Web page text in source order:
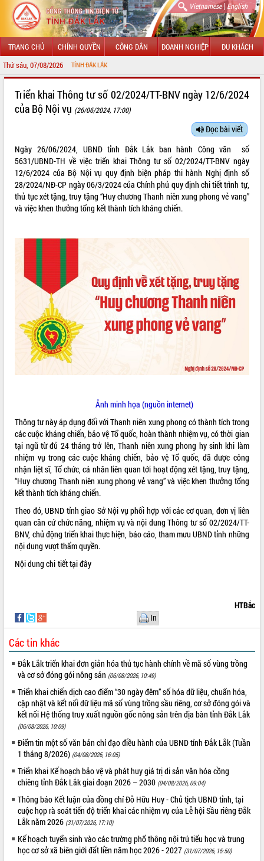
Vietnamese| English
TRANG CHỦ CHÍNH QUYỀN CÔNG DÂN DOANH NGHIỆP DU KHÁCH
Thứ sáu, 07/08/2026
LÃNH ĐẠO UBND TỈNH
SỞ, BAN, NGÀNH
UBND CÁC XÃ, PHƯỜNG
THÔNG TIN CHỈ ĐẠO ĐIỀU HÀNH
VĂN BẢN HĐND TỈNH
ĐIỂM TIN VĂN BẢN
QUY HOẠCH - KẾ HOẠCH
VIDEO
Không có file video nào để phát.
LIÊN KẾT WEB
THỐNG KÊ TRUY CẬP
Hôm nay: 18804
Tất cả: 66031544
Triển khai Thông tư số 02/2024/TT-BNV ngày 12/6/2024
của Bộ Nội vụ (26/06/2024, 17:00)
Đọc bài viết
Ngày 26/06/2024, UBND tỉnh Đắk Lắk ban hành Công văn số
5631/UBND-TH về việc triển khai Thông tư số 02/2024/TT-BNV ngày
12/6/2024 của Bộ Nội vụ quy định biện pháp thi hành Nghị định số
28/2024/NĐ-CP ngày 06/3/2024 của Chính phủ quy định chi tiết trình tự,
thủ tục xét tặng, truy tặng “Huy chương Thanh niên xung phong vẻ vang”
và việc khen thưởng tổng kết thành tích kháng chiến.
Ảnh minh họa (nguồn internet)
Thông tư này áp dụng đối với Thanh niên xung phong có thành tích trong
các cuộc kháng chiến, bảo vệ Tổ quốc, hoàn thành nhiệm vụ, có thời gian
tại ngũ từ đủ 24 tháng trở lên, Thanh niên xung phong hy sinh khi làm
nhiệm vụ trong các cuộc kháng chiến, bảo vệ Tổ quốc, đã được công
nhận liệt sĩ, Tổ chức, cá nhân liên quan tới hoạt động xét tặng, truy tặng,
“Huy chương Thanh niên xung phong vẻ vang” và việc khen thưởng tổng
kết thành tích kháng chiến.
Theo đó, UBND tỉnh giao Sở Nội vụ phối hợp với các cơ quan, đơn vị liên
quan căn cứ chức năng, nhiệm vụ và nội dung Thông tư số 02/2024/TT-
BNV, chủ động triển khai thực hiện, báo cáo, tham mưu UBND tỉnh những
nội dung vượt thẩm quyền.
Nội dung chi tiếttại đây
HTBắc
In
Các tin khác
Đắk Lắk triển khai đơn giản hóa thủ tục hành chính về mã số vùng trồng
và cơ sở đóng gói nông sản (06/08/2026, 10:49)
Triển khai chiến dịch cao điểm “30 ngày đêm” số hóa dữ liệu, chuẩn hóa,
cập nhật và kết nối dữ liệu mã số vùng trồng sầu riêng, cơ sở đóng gói và
kết nối Hệ thống truy xuất nguồn gốc nông sản trên địa bàn tỉnh Đắk Lắk
(06/08/2026, 10:09)
Điểm tin một số văn bản chỉ đạo điều hành của UBND tỉnh Đắk Lắk (Tuần
1 tháng 8/2026) (04/08/2026, 16:05)
Triển khai Kế hoạch bảo vệ và phát huy giá trị di sản văn hóa cồng
chiêng tỉnh Đắk Lắk giai đoạn 2026 – 2030 (04/08/2026, 09:04)
Thông báo Kết luận của đồng chí Đỗ Hữu Huy - Chủ tịch UBND tỉnh, tại
cuộc họp rà soát tiến độ triển khai các nhiệm vụ của Lễ hội Sầu riêng Đắk
Lắk năm 2026 (31/07/2026, 17:10)
Kế hoạch tuyển sinh vào các trường phổ thông nội trú tiểu học và trung
học cơ sở xã biên giới đất liền năm học 2026 - 2027 (31/07/2026, 15:50)